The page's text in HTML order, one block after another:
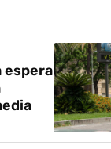
espera